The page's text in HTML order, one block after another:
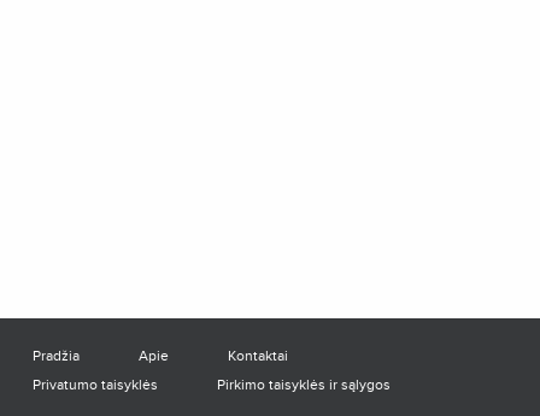
Pradžia Apie
Kontaktai
Privatumo taisyklės
Pirkimo taisyklės ir sąlygos